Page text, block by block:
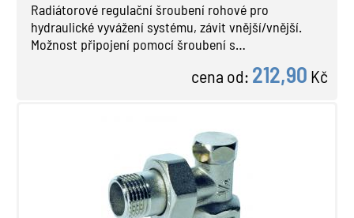
Radiátorové regulační šroubení rohové pro
hydraulické vyvážení systému, závit vnější/vnější.
Možnost připojení pomocí šroubení s…
cena od: 212,90 Kč